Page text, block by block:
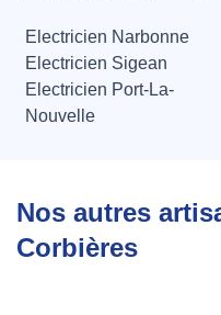
Electricien Narbonne
Electricien Sigean
Electricien Port-La-
Nouvelle
Nos autres
Corbières